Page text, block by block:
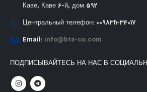
Каве, Каве 6-й, дом 592
Центральный телефон: 0098311-34017
Email: info@bts-co.com
ПОДПИСЫВАЙТЕСЬ НА НАС В